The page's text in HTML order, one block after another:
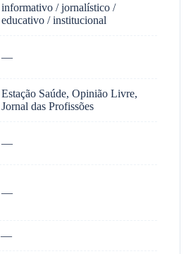
informativo / jornalístico /
educativo / institucional
—
Estação Saúde, Opinião Livre,
Jornal das Profissões
—
—
—